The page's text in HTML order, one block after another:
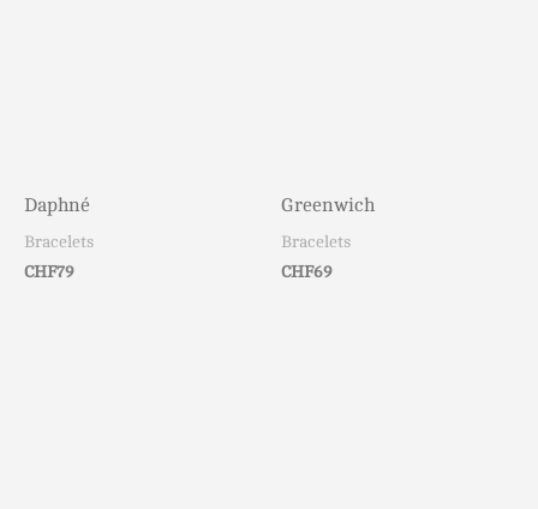
Daphné
Bracelets
CHF79
Greenwich
Bracelets
CHF69